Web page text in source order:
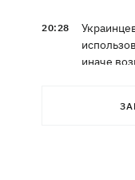
20:28
иначе
Тайский